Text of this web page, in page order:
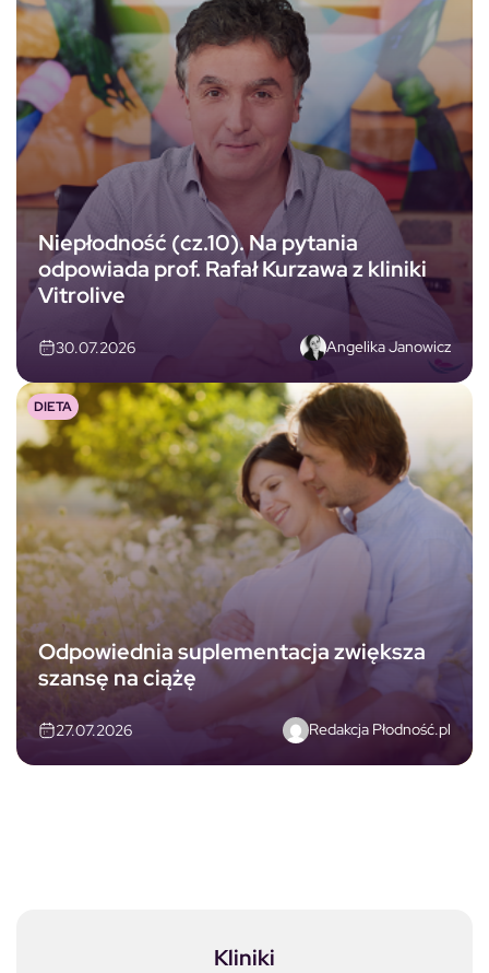
Niepłodność (cz.10). Na pytania
odpowiada prof. Rafał Kurzawa z kliniki
Vitrolive
30.07.2026 Angelika Janowicz
Odpowiednia suplementacja zwiększa
szansę na ciążę
27.07.2026 Redakcja Płodność.pl
DIETA
Kliniki